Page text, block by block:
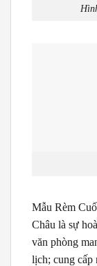
Mẫu Rèm
Châu là sự
văn phòng
lịch; cung cấp